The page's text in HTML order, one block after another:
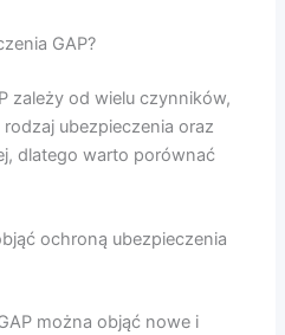
GAP?
zależy od wielu czynników,
ubezpieczenia oraz
dlatego warto porównać
ochroną ubezpieczenia
można objąć nowe i